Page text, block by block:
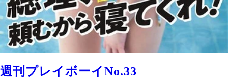
週刊プレイボーイNo.33